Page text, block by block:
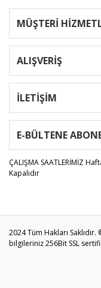
MÜŞTERİ
ALIŞVERİŞ
İLETİŞİM
E-BÜLTENE
ÇALIŞMA SAATLERİMİZ
Kapalıdır
2024 Tüm Hakları
bilgileriniz 256Bit SSL